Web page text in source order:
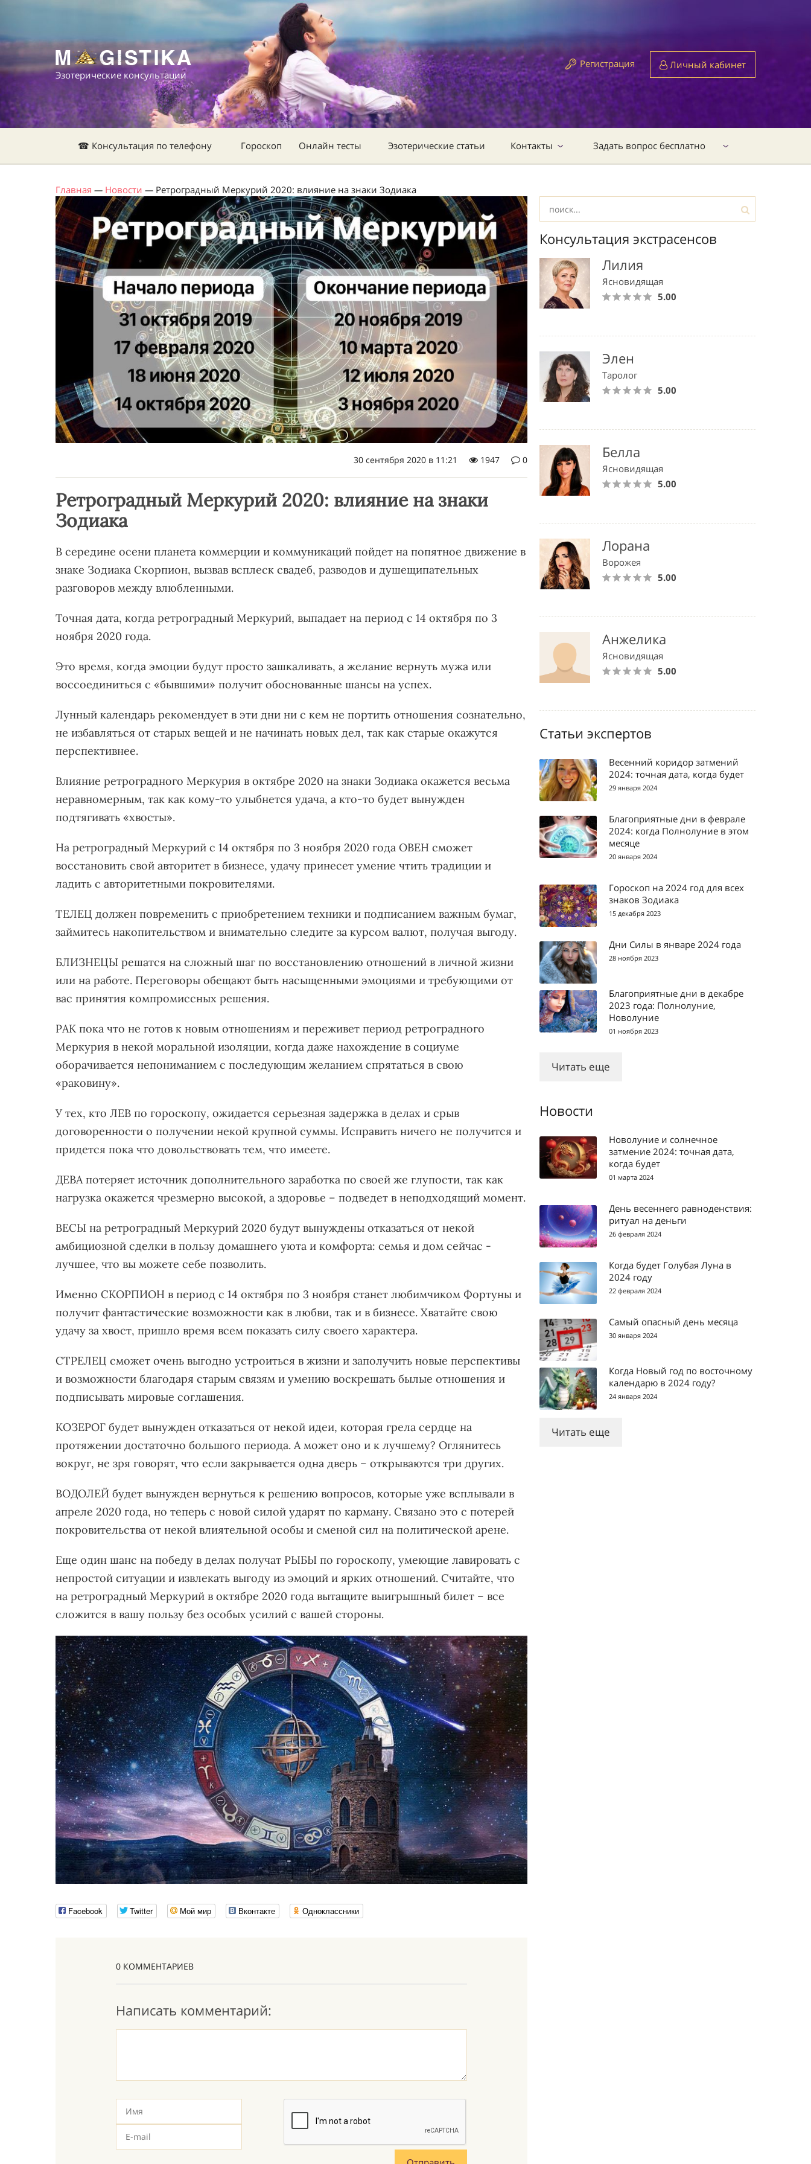
Эзотерические консультации
Регистрация Личный кабинет
☎ Консультация по телефону Гороскоп Онлайн тесты Эзотерические статьи Контакты Задать вопрос бесплатно
Главная — Новости — Ретроградный Меркурий 2020: влияние на знаки Зодиака
30 сентября 2020 в 11:21 1947 0
Ретроградный Меркурий 2020: влияние на знаки
Зодиака
В середине осени планета коммерции и коммуникаций пойдет на попятное движение в
знаке Зодиака Скорпион, вызвав всплеск свадеб, разводов и душещипательных
разговоров между влюбленными.
Точная дата, когда ретроградный Меркурий, выпадает на период с 14 октября по 3
ноября 2020 года.
Это время, когда эмоции будут просто зашкаливать, а желание вернуть мужа или
воссоединиться с «бывшими» получит обоснованные шансы на успех.
Лунный календарь рекомендует в эти дни ни с кем не портить отношения сознательно,
не избавляться от старых вещей и не начинать новых дел, так как старые окажутся
перспективнее.
Влияние ретроградного Меркурия в октябре 2020 на знаки Зодиака окажется весьма
неравномерным, так как кому-то улыбнется удача, а кто-то будет вынужден
подтягивать «хвосты».
На ретроградный Меркурий с 14 октября по 3 ноября 2020 года ОВЕН сможет
восстановить свой авторитет в бизнесе, удачу принесет умение чтить традиции и
ладить с авторитетными покровителями.
ТЕЛЕЦ должен повременить с приобретением техники и подписанием важным бумаг,
займитесь накопительством и внимательно следите за курсом валют, получая выгоду.
БЛИЗНЕЦЫ решатся на сложный шаг по восстановлению отношений в личной жизни
или на работе. Переговоры обещают быть насыщенными эмоциями и требующими от
вас принятия компромиссных решения.
РАК пока что не готов к новым отношениям и переживет период ретроградного
Меркурия в некой моральной изоляции, когда даже нахождение в социуме
оборачивается непониманием с последующим желанием спрятаться в свою
«раковину».
У тех, кто ЛЕВ по гороскопу, ожидается серьезная задержка в делах и срыв
договоренности о получении некой крупной суммы. Исправить ничего не получится и
придется пока что довольствовать тем, что имеете.
ДЕВА потеряет источник дополнительного заработка по своей же глупости, так как
нагрузка окажется чрезмерно высокой, а здоровье – подведет в неподходящий момент.
ВЕСЫ на ретроградный Меркурий 2020 будут вынуждены отказаться от некой
амбициозной сделки в пользу домашнего уюта и комфорта: семья и дом сейчас -
лучшее, что вы можете себе позволить.
Именно СКОРПИОН в период с 14 октября по 3 ноября станет любимчиком Фортуны и
получит фантастические возможности как в любви, так и в бизнесе. Хватайте свою
удачу за хвост, пришло время всем показать силу своего характера.
СТРЕЛЕЦ сможет очень выгодно устроиться в жизни и заполучить новые перспективы
и возможности благодаря старым связям и умению воскрешать былые отношения и
подписывать мировые соглашения.
КОЗЕРОГ будет вынужден отказаться от некой идеи, которая грела сердце на
протяжении достаточно большого периода. А может оно и к лучшему? Оглянитесь
вокруг, не зря говорят, что если закрывается одна дверь – открываются три других.
ВОДОЛЕЙ будет вынужден вернуться к решению вопросов, которые уже всплывали в
апреле 2020 года, но теперь с новой силой ударят по карману. Связано это с потерей
покровительства от некой влиятельной особы и сменой сил на политической арене.
Еще один шанс на победу в делах получат РЫБЫ по гороскопу, умеющие лавировать с
непростой ситуации и извлекать выгоду из эмоций и ярких отношений. Считайте, что
на ретроградный Меркурий в октябре 2020 года вытащите выигрышный билет – все
сложится в вашу пользу без особых усилий с вашей стороны.
Facebook Twitter Мой мир Вконтакте Одноклассники
0 КОММЕНТАРИЕВ
Написать комментарий:
Консультация экстрасенсов
Лилия
Ясновидящая
5.00
Элен
Таролог
5.00
Белла
Ясновидящая
5.00
Лорана
Ворожея
5.00
Анжелика
Ясновидящая
5.00
Статьи экспертов
Весенний коридор затмений
2024: точная дата, когда будет
29 января 2024
Благоприятные дни в феврале
2024: когда Полнолуние в этом
месяце
20 января 2024
Гороскоп на 2024 год для всех
знаков Зодиака
15 декабря 2023
Дни Силы в январе 2024 года
28 ноября 2023
Благоприятные дни в декабре
2023 года: Полнолуние,
Новолуние
01 ноября 2023
Читать еще
Новости
Новолуние и солнечное
затмение 2024: точная дата,
когда будет
01 марта 2024
День весеннего равноденствия:
ритуал на деньги
26 февраля 2024
Когда будет Голубая Луна в
2024 году
22 февраля 2024
Самый опасный день месяца
30 января 2024
Когда Новый год по восточному
календарю в 2024 году?
24 января 2024
Читать еще